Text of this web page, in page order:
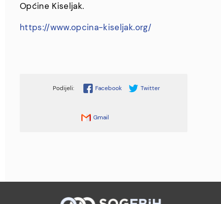
Općine Kiseljak.
https://www.opcina-kiseljak.org/
Facebook Twitter
Gmail